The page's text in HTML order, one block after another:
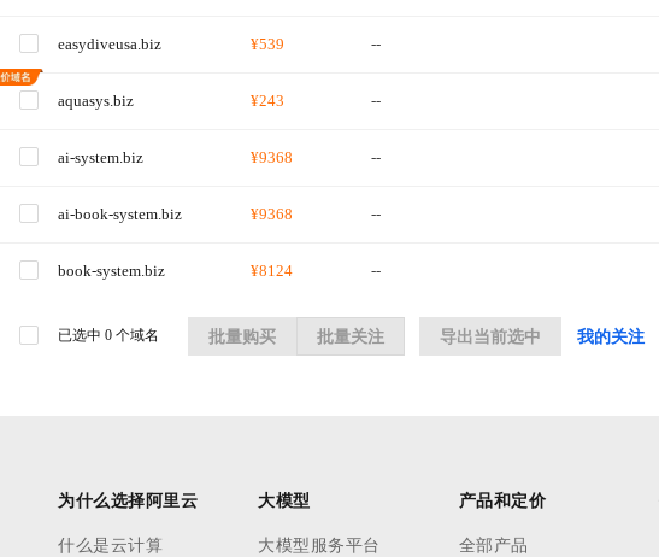
easydiveusa.biz ¥539 --
aquasys.biz ¥243 --
ai-system.biz ¥9368 --
ai-book-system.biz ¥9368 --
book-system.biz ¥8124 --
已选中 0 个域名 批量购买 批量关注 导出当前选中 我的关注